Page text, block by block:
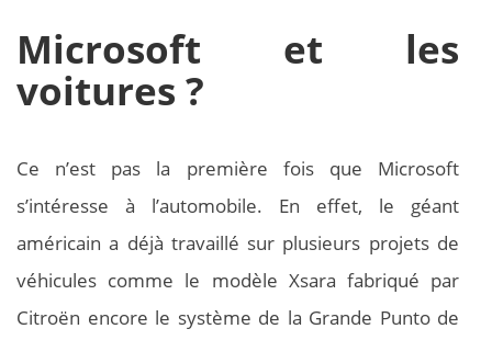
Microsoft et les
voitures ?
Ce n’est pas la première fois que Microsoft
s’intéresse à l’automobile. En effet, le géant
américain a déjà travaillé sur plusieurs projets de
véhicules comme le modèle Xsara fabriqué par
Citroën encore le système de la Grande Punto de